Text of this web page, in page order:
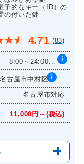
子的なキー（ID）の
の付いた鍵
★★ 4.71 (83)
8:00～24:00... i
古屋市中村区...
i
名古屋市対応
11,000円～(税込)